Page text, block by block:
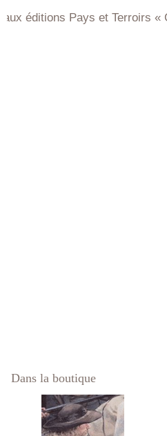
Pays et Terroirs «
Dans la boutique